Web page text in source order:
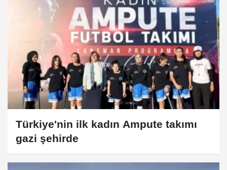
Türkiye'nin ilk kadın Ampute takımı
gazi şehirde